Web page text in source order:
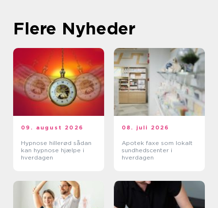
Flere Nyheder
09. august 2026
Hypnose hillerød sådan
kan hypnose hjælpe i
hverdagen
08. juli 2026
Apotek faxe som lokalt
sundhedscenter i
hverdagen